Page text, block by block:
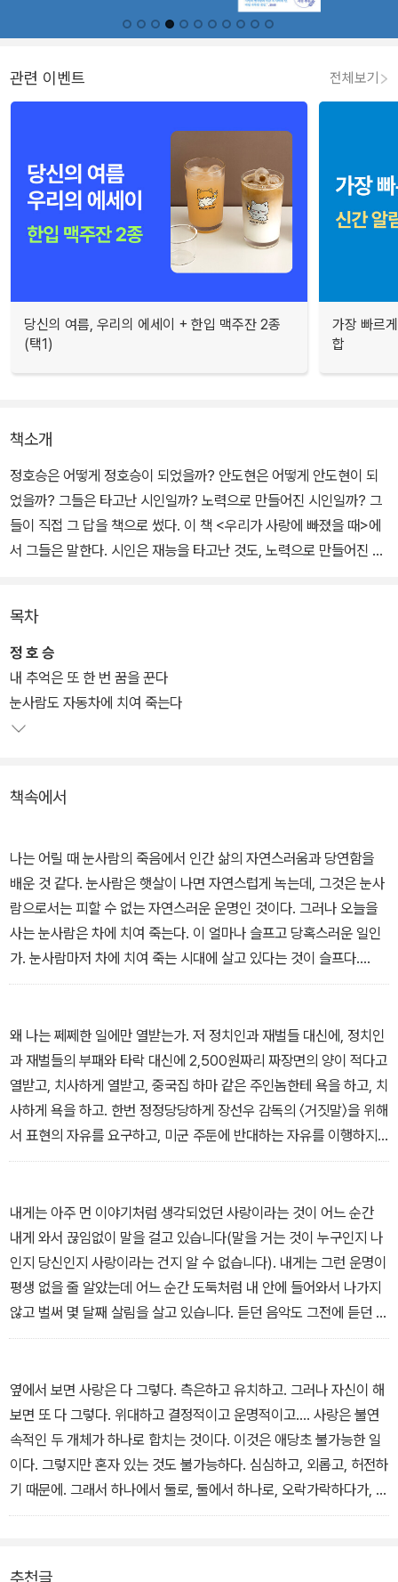
관련 이벤트 전체보기
당신의 여름, 우리의 에세이 + 한입 맥주잔 2종
(택1)
가장 빠르
합
책소개
정호승은 어떻게 정호승이 되었을까? 안도현은 어떻게 안도현이 되
었을까? 그들은 타고난 시인일까? 노력으로 만들어진 시인일까? 그
들이 직접 그 답을 책으로 썼다. 이 책 <우리가 사랑에 빠졌을 때>에
서 그들은 말한다. 시인은 재능을 타고난 것도, 노력으로 만들어진 것
어릴 때, 성장기에, 방황하는 청춘의 어느 때 어떤 시가 좋아서 그 시
를 사랑하다 외우고, 그 시를 흉내 내다 습작하게 되고, 그러다가 시인
이 된 것이다. 국어시험을 잘 보기 위해, 대학에 가려고 시를 보고 썼
다면 그들은 시인이 되기는커녕 시를 좋아하게 되지도 않았을 것이
다.
고. 남자가 여자를, 여자가 남자를 불꽃처럼 사랑하듯 시도 우연히 다
이 다가올 때도 있으며, 때론 둔중한 아픔으로, 때론 스치는 바람처럼
찾아오는 것이, 그들이 말하는 시라는 우연의 선물이다.
세 명의 시인과 한 명의 평론가가 그들이 시와 사랑에 빠졌던 슬프도
록 아름다운 시절로 당신을 인도한다. 그곳으로 가면 당신도 알게 될
는 것을. 우리가 사랑에 빠졌을 때 우리는 모두 시인이 된다.
목차
정 호 승
내 추억은 또 한 번 꿈을 꾼다
눈사람도 자동차에 치여 죽는다
책속에서
나는 어릴 때 눈사람의 죽음에서 인간 삶의 자연스러움과 당연함을
배운 것 같다. 눈사람은 햇살이 나면 자연스럽게 녹는데, 그것은 눈사
람으로서는 피할 수 없는 자연스러운 운명인 것이다. 그러나 오늘을
사는 눈사람은 차에 치여 죽는다. 이 얼마나 슬프고 당혹스러운 일인
가. 눈사람마저 차에 치여 죽는 시대에 살고 있다는 것이 슬프다.
(중략)
눈사람은 만들려고 하지 않는 21세기. 설혹 눈사람이 태어난다 하더
라도 자동차에 치여 죽어버리는 그런 세기의 삶은 불행하다.
_정호승‘눈사람도 자동차에 치여 죽는다’중에서
왜 나는 쩨쩨한 일에만 열받는가. 저 정치인과 재벌들 대신에, 정치인
과 재벌들의 부패와 타락 대신에 2,500원짜리 짜장면의 양이 적다고
열받고, 치사하게 열받고, 중국집 하마 같은 주인놈한테 욕을 하고, 치
사하게 욕을 하고. 한번 정정당당하게 장선우 감독의 〈거짓말〉을 위해
서 표현의 자유를 요구하고, 미군 주둔에 반대하는 자유를 이행하지
못하고, 적십자 회비를 받으러 세 번씩 네 번씩 찾아오는 반장에게만
(중략)
새야 나는 얼마큼 적으냐. 구름이 나무야 물아 나는 얼마큼 적으냐. 정
말 얼마큼 적으냐…….
_ 안도현‘나는 쩨쩨한 일에만 열받는다’중에서
내게는 아주 먼 이야기처럼 생각되었던 사랑이라는 것이 어느 순간
내게 와서 끊임없이 말을 걸고 있습니다(말을 거는 것이 누구인지 나
인지 당신인지 사랑이라는 건지 알 수 없습니다). 내게는 그런 운명이
평생 없을 줄 알았는데 어느 순간 도둑처럼 내 안에 들어와서 나가지
않고 벌써 몇 달째 살림을 살고 있습니다. 듣던 음악도 그전에 듣던 음
악이 아니고 바라보는 책상 모서리도 예전의 책상 모서리가 아닙니
- 장석남‘우리가 사랑에 빠졌을 때’중에서
옆에서 보면 사랑은 다 그렇다. 측은하고 유치하고. 그러나 자신이 해
보면 또 다 그렇다. 위대하고 결정적이고 운명적이고…. 사랑은 불연
속적인 두 개체가 하나로 합치는 것이다. 이것은 애당초 불가능한 일
이다. 그렇지만 혼자 있는 것도 불가능하다. 심심하고, 외롭고, 허전하
기 때문에. 그래서 하나에서 둘로, 둘에서 하나로, 오락가락하다가, 그
힘든 시소놀이를 하다가, 사람은 죽는다.